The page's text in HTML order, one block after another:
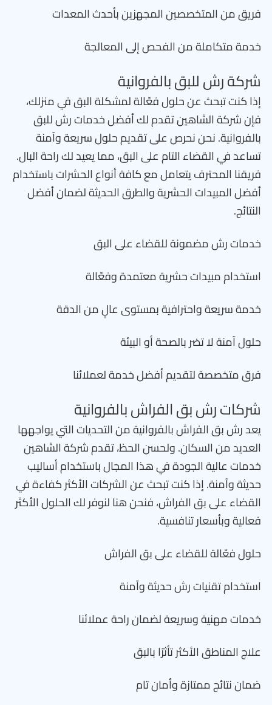
فريق من المتخصصين المجهزين بأحدث المعدات
خدمة متكاملة من الفحص إلى المعالجة
شركة رش للبق بالفروانية
إذا كنت تبحث عن حلول فعّالة لمشكلة البق في منزلك،
فإن شركة الشاهين تقدم لك أفضل خدمات رش للبق
بالفروانية. نحن نحرص على تقديم حلول سريعة وآمنة
تساعد في القضاء التام على البق، مما يعيد لك راحة البال.
فريقنا المحترف يتعامل مع كافة أنواع الحشرات باستخدام
أفضل المبيدات الحشرية والطرق الحديثة لضمان أفضل
النتائج.
خدمات رش مضمونة للقضاء على البق
استخدام مبيدات حشرية معتمدة وفعّالة
خدمة سريعة واحترافية بمستوى عالٍ من الدقة
حلول آمنة لا تضر بالصحة أو البيئة
فرق متخصصة لتقديم أفضل خدمة لعملائنا
شركات رش بق الفراش بالفروانية
يعد رش بق الفراش بالفروانية من التحديات التي يواجهها
العديد من السكان. ولحسن الحظ، تقدم شركة الشاهين
خدمات عالية الجودة في هذا المجال باستخدام أساليب
حديثة وآمنة. إذا كنت تبحث عن الشركات الأكثر كفاءة في
القضاء على بق الفراش، فنحن هنا لنوفر لك الحلول الأكثر
فعالية وبأسعار تنافسية.
حلول فعّالة للقضاء على بق الفراش
استخدام تقنيات رش حديثة وآمنة
خدمات مهنية وسريعة لضمان راحة عملائنا
علاج المناطق الأكثر تأثرًا بالبق
ضمان نتائج ممتازة وأمان تام